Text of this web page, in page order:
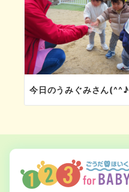
今日のうみぐみさん(^^♪